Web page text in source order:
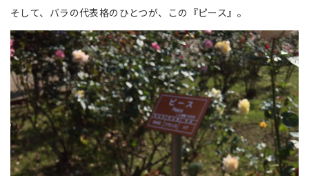
そして、バラの代表格のひとつが、この『ピース』。